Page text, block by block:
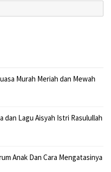
Murah Meriah dan Mewah
dan Lagu Aisyah Istri Rasulullah
Anak Dan Cara Mengatasinya